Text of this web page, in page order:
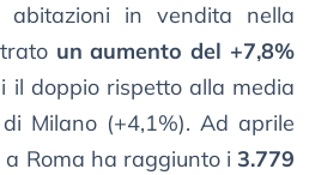
in vendita nella
un aumento del +7,8%
il doppio rispetto alla media
Milano (+4,1%). Ad aprile
Roma ha raggiunto i 3.779